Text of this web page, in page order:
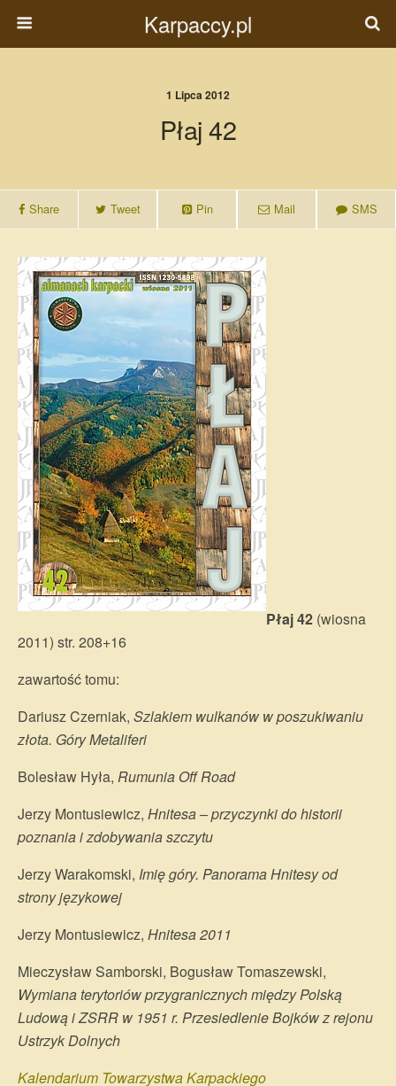
Karpaccy.pl
1 Lipca 2012
Płaj 42
Share Tweet Pin Mail SMS
Płaj 42 (wiosna
2011) str. 208+16
zawartość tomu:
Dariusz Czerniak, Szlakiem wulkanów w poszukiwaniu
złota. Góry Metaliferi
Bolesław Hyła, Rumunia Off Road
Jerzy Montusiewicz, Hnitesa – przyczynki do historii
poznania i zdobywania szczytu
Jerzy Warakomski, Imię góry. Panorama Hnitesy od
strony językowej
Jerzy Montusiewicz, Hnitesa 2011
Mieczysław Samborski, Bogusław Tomaszewski,
Wymiana terytoriów przygranicznych między Polską
Ludową i ZSRR w 1951 r. Przesiedlenie Bojków z rejonu
Ustrzyk Dolnych
Kalendarium Towarzystwa Karpackiego